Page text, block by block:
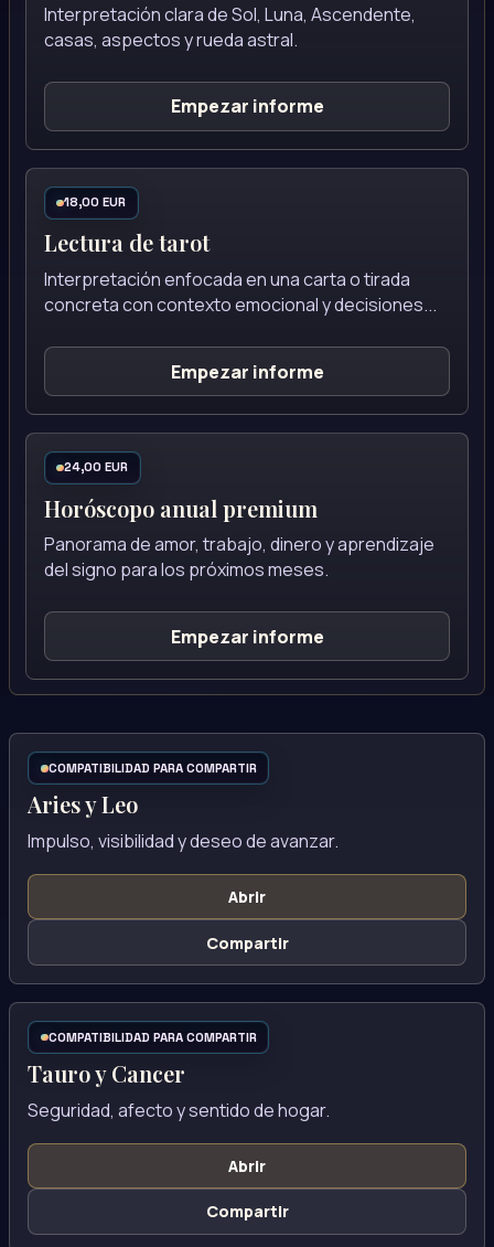
Interpretación clara de Sol, Luna, Ascendente,
casas, aspectos y rueda astral.
Empezar informe
18,00 EUR
Lectura de tarot
Interpretación enfocada en una carta o tirada
concreta con contexto emocional y decisiones...
Empezar informe
24,00 EUR
Horóscopo anual premium
Panorama de amor, trabajo, dinero y aprendizaje
del signo para los próximos meses.
Empezar informe
COMPATIBILIDAD PARA COMPARTIR
Aries y Leo
Impulso, visibilidad y deseo de avanzar.
Abrir
Compartir
COMPATIBILIDAD PARA COMPARTIR
Tauro y Cancer
Seguridad, afecto y sentido de hogar.
Abrir
Compartir